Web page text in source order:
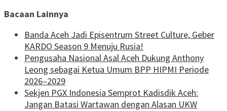
Bacaan Lainnya
Banda Aceh Jadi Episentrum Street Culture, Geber
KARDO Season 9 Menuju Rusia!
Pengusaha Nasional Asal Aceh Dukung Anthony
Leong sebagai Ketua Umum BPP HIPMI Periode
2026–2029
Sekjen PGX Indonesia Semprot Kadisdik Aceh:
Jangan Batasi Wartawan dengan Alasan UKW